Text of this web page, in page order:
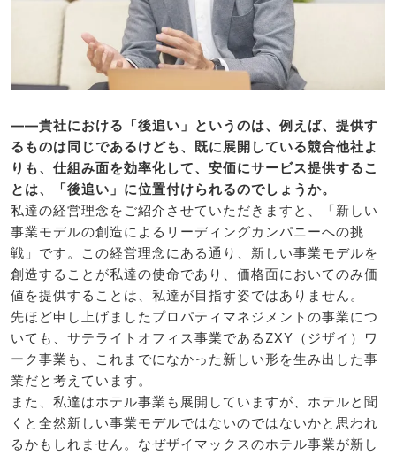
――貴社における「後追い」というのは、例えば、提供す
るものは同じであるけども、既に展開している競合他社よ
りも、仕組み面を効率化して、安価にサービス提供するこ
とは、「後追い」に位置付けられるのでしょうか。
私達の経営理念をご紹介させていただきますと、「新しい
事業モデルの創造によるリーディングカンパニーへの挑
戦」です。この経営理念にある通り、新しい事業モデルを
創造することが私達の使命であり、価格面においてのみ価
値を提供することは、私達が目指す姿ではありません。
先ほど申し上げましたプロパティマネジメントの事業につ
いても、サテライトオフィス事業であるZXY（ジザイ）ワ
ーク事業も、これまでになかった新しい形を生み出した事
業だと考えています。
また、私達はホテル事業も展開していますが、ホテルと聞
くと全然新しい事業モデルではないのではないかと思われ
るかもしれません。なぜザイマックスのホテル事業が新し